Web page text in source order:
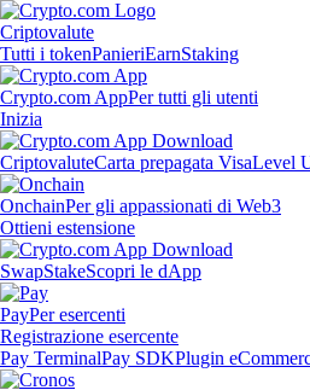
Criptovalute
Tutti i tokenPanieriEarnStaking
Crypto.com AppPer tutti gli utenti
Inizia
CriptovaluteCarta prepagata VisaLevel
OnchainPer gli appassionati di Web3
Ottieni estensione
SwapStakeScopri le dApp
PayPer esercenti
Registrazione esercente
Pay TerminalPay SDKPlugin